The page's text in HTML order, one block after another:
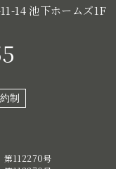
14 池下ホームズ1F
制
112270号